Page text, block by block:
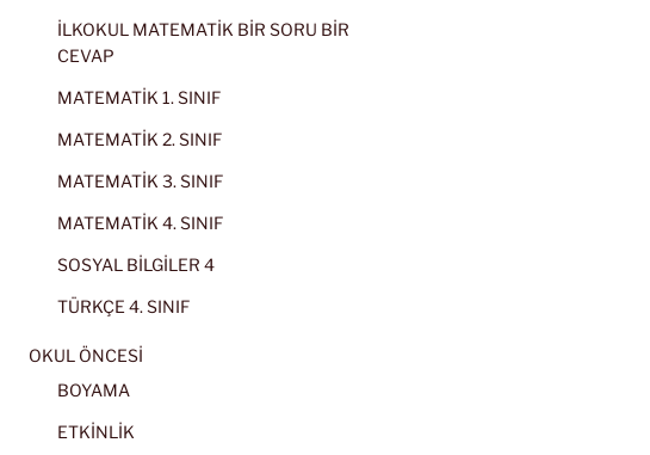
İLKOKUL MATEMATİK BİR SORU BİR
CEVAP
MATEMATİK 1. SINIF
MATEMATİK 2. SINIF
MATEMATİK 3. SINIF
MATEMATİK 4. SINIF
SOSYAL BİLGİLER 4
TÜRKÇE 4. SINIF
OKUL ÖNCESİ
BOYAMA
ETKİNLİK